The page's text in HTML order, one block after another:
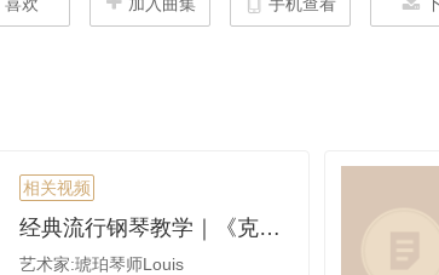
相关视频
经典流行钢琴教学｜《克罗地亚狂想曲》-琥珀琴师Louis
艺术家:琥珀琴师Louis